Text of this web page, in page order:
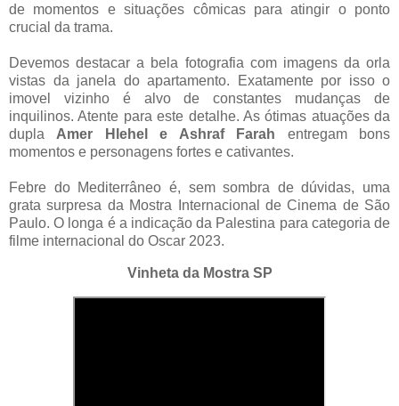
de momentos e situações cômicas para atingir o ponto
crucial da trama.
Devemos destacar a bela fotografia com imagens da orla
vistas da janela do apartamento. Exatamente por isso o
imovel vizinho é alvo de constantes mudanças de
inquilinos. Atente para este detalhe. As ótimas atuações da
dupla Amer Hlehel e Ashraf Farah entregam bons
momentos e personagens fortes e cativantes.
Febre do Mediterrâneo é, sem sombra de dúvidas, uma
grata surpresa da Mostra Internacional de Cinema de São
Paulo. O longa é a indicação da Palestina para categoria de
filme internacional do Oscar 2023.
Vinheta da Mostra SP